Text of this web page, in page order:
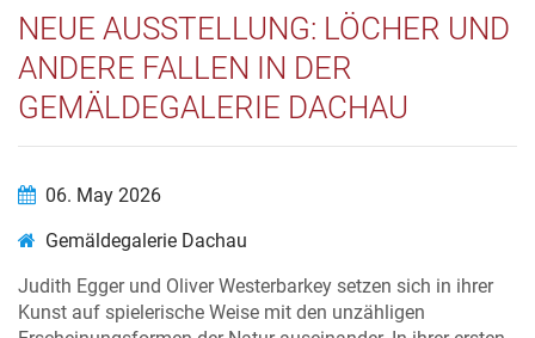
NEUE AUSSTELLUNG: LÖCHER UND
ANDERE FALLEN IN DER
GEMÄLDEGALERIE DACHAU
06. May 2026
Gemäldegalerie Dachau
Judith Egger und Oliver Westerbarkey setzen sich in ihrer
Kunst auf spielerische Weise mit den unzähligen